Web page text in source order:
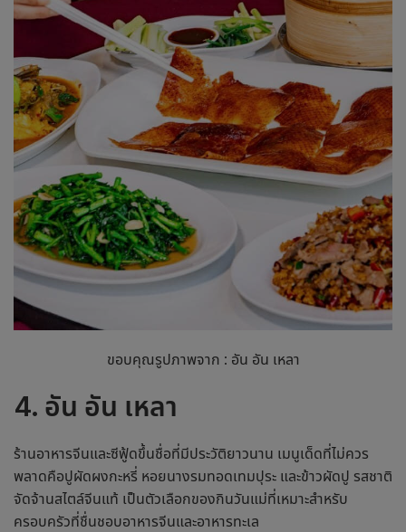
ขอบคุณรูปภาพจาก : อัน อัน เหลา
4. อัน อัน เหลา
ร้านอาหารจีนและซีฟู้ดขึ้นชื่อที่มีประวัติยาวนาน เมนูเด็ดที่ไม่ควร
พลาดคือปูผัดผงกะหรี่ หอยนางรมทอดเทมปุระ และข้าวผัดปู รสชาติ
จัดจ้านสไตล์จีนแท้ เป็นตัวเลือกของกินวันแม่ที่เหมาะสำหรับ
ครอบครัวที่ชื่นชอบอาหารจีนและอาหารทะเล